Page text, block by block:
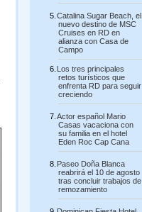
Catalina Sugar Beach, el
nuevo destino de MSC
Cruises en RD en
alianza con Casa de
Campo
Los tres principales
retos turísticos que
enfrenta RD para seguir
creciendo
Actor español Mario
Casas vacaciona con
su familia en el hotel
Eden Roc Cap Cana
Paseo Doña Blanca
reabrirá el 10 de agosto
tras concluir trabajos de
remozamiento